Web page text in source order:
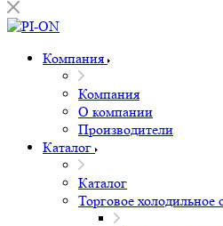
Компания
Компания
О компании
Производители
Каталог
Каталог
Торговое холодильное